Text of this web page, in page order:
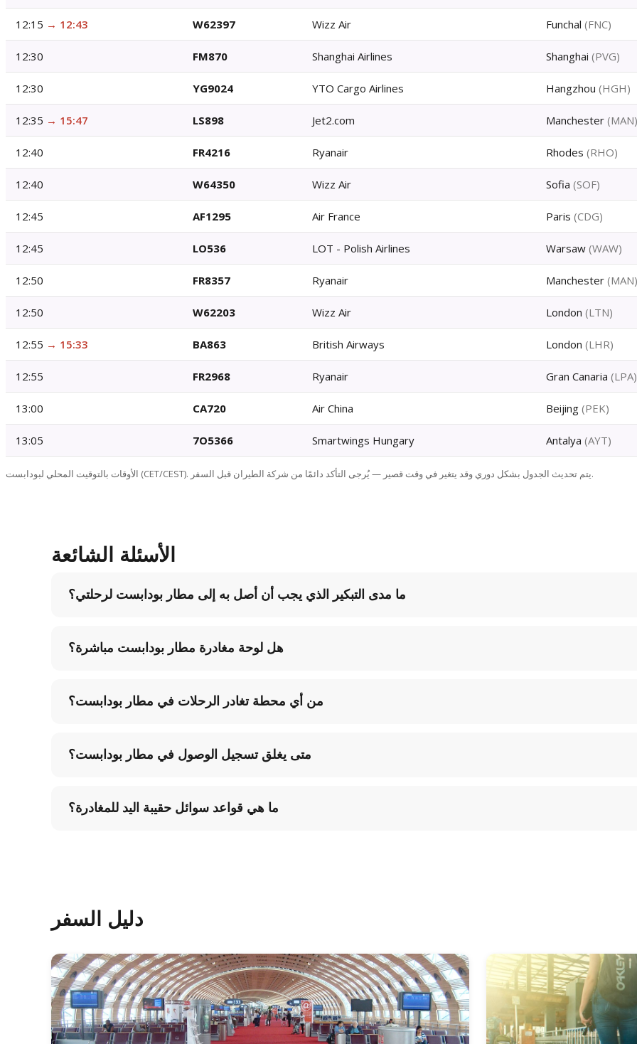
12:15 → 12:43 W62397 Wizz Air Funchal (FNC)
12:30 FM870 Shanghai Airlines Shanghai (PVG)
12:30 YG9024 YTO Cargo Airlines Hangzhou (HGH)
12:35 → 15:47 LS898 Jet2.com Manchester (MAN)
12:40 FR4216 Ryanair Rhodes (RHO)
12:40 W64350 Wizz Air Sofia (SOF)
12:45 AF1295 Air France Paris (CDG)
12:45 LO536 LOT - Polish Airlines Warsaw (WAW)
12:50 FR8357 Ryanair Manchester (MAN)
12:50 W62203 Wizz Air London (LTN)
12:55 → 15:33 BA863 British Airways London (LHR)
12:55 FR2968 Ryanair Gran Canaria (LPA)
13:00 CA720 Air China Beijing (PEK)
13:05 7O5366 Smartwings Hungary Antalya (AYT)
الأوقات بالتوقيت المحلي لبودابست (CET/CEST). يتم تحديث الجدول بشكل دوري وقد يتغير في وقت قصير — يُرجى التأكد دائمًا من شركة الطيران قبل السفر.
الأسئلة الشائعة
ما مدى التبكير الذي يجب أن أصل به إلى مطار بودابست لرحلتي؟
هل لوحة مغادرة مطار بودابست مباشرة؟
من أي محطة تغادر الرحلات في مطار بودابست؟
متى يغلق تسجيل الوصول في مطار بودابست؟
ما هي قواعد سوائل حقيبة اليد للمغادرة؟
دليل السفر